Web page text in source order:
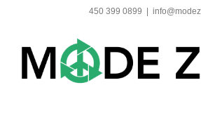
content
450 399 0899